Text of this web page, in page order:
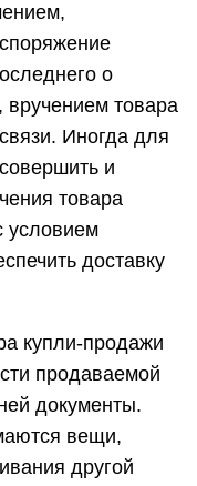
о
вручением товара
Иногда для
и
товара
условием
доставку
купли-продажи
продаваемой
документы.
вещи,
другой